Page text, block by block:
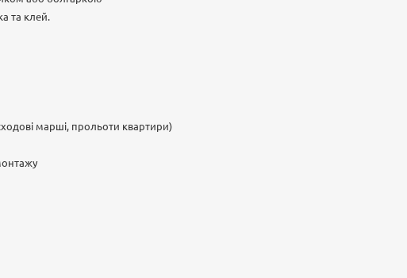
та клей.
марші, прольоти квартири)